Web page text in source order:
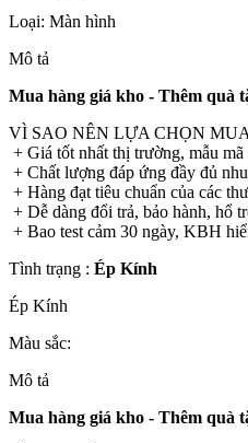
Loại: Màn hình
Mô tả
Mua hàng giá kho - Thêm quà
VÌ SAO NÊN LỰA CHỌN
+ Giá tốt nhất thị trường, mẫu
+ Chất lượng đáp ứng đầy đủ
+ Hàng đạt tiêu chuẩn của các
+ Dễ dàng đổi trả, bảo hành, hổ
+ Bao test cảm 30 ngày, KBH
Tình trạng : Ép Kính
Ép Kính
Màu sắc:
Mô tả
Mua hàng giá kho - Thêm quà